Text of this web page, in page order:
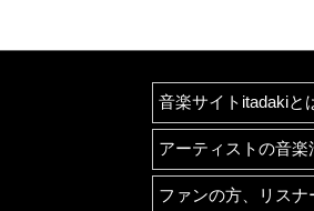
音楽サイトitadakiと
アーティストの音楽
ファンの方、リスナ